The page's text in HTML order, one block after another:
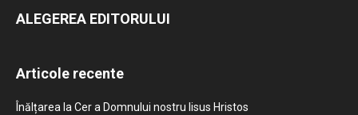
ALEGEREA EDITORULUI
Articole recente
Înălțarea la Cer a Domnului nostru Iisus Hristos